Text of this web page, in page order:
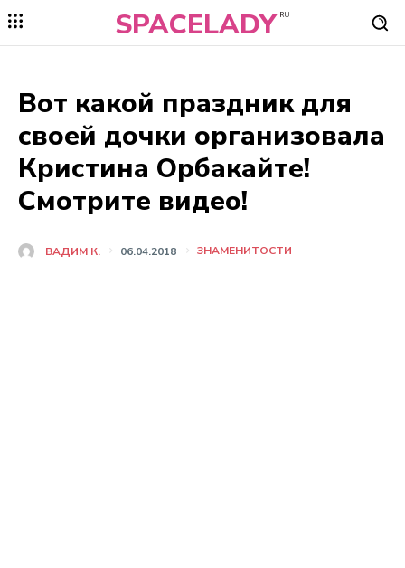
SPACELADY RU
Вот какой праздник для
своей дочки организовала
Кристина Орбакайте!
Смотрите видео!
ВАДИМ К. 06.04.2018 ЗНАМЕНИТОСТИ